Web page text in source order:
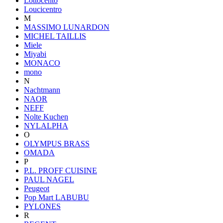
Loucicentro
M
MASSIMO LUNARDON
MICHEL TAILLIS
Miele
Miyabi
MONACO
mono
N
Nachtmann
NAOR
NEFF
Nolte Kuchen
NYLALPHA
O
OLYMPUS BRASS
OMADA
P
P.L. PROFF CUISINE
PAUL NAGEL
Peugeot
Pop Mart LABUBU
PYLONES
R